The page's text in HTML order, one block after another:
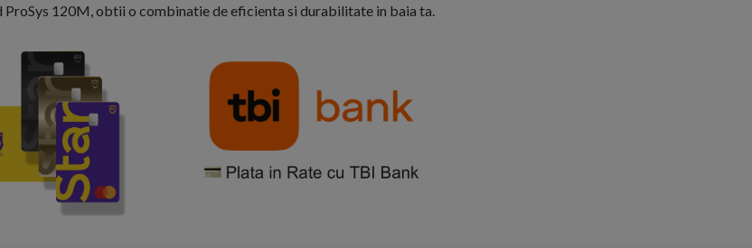
ProSys 120M, obtii o combinatie de eficienta si durabilitate in baia ta.